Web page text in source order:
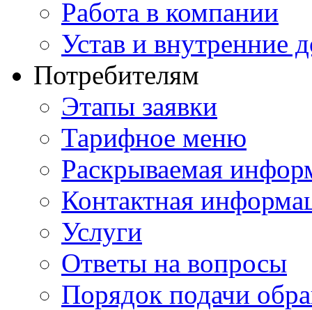
Работа в компании
Устав и внутренние
Потребителям
Этапы заявки
Тарифное меню
Раскрываемая
Контактная
Услуги
Ответы на вопросы
Порядок подачи